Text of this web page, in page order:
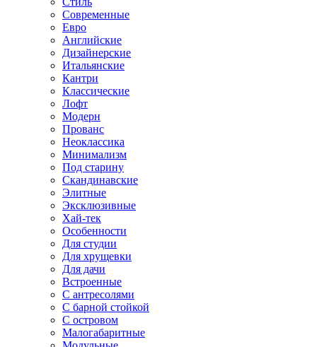
Современные
Евро
Английские
Дизайнерские
Итальянские
Кантри
Классические
Лофт
Модерн
Прованс
Неоклассика
Минимализм
Под старину
Скандинавские
Элитные
Эксклюзивные
Хай-тек
Особенности
Для студии
Для хрущевки
Для дачи
Встроенные
С антресолями
С барной стойкой
С островом
Малогабаритные